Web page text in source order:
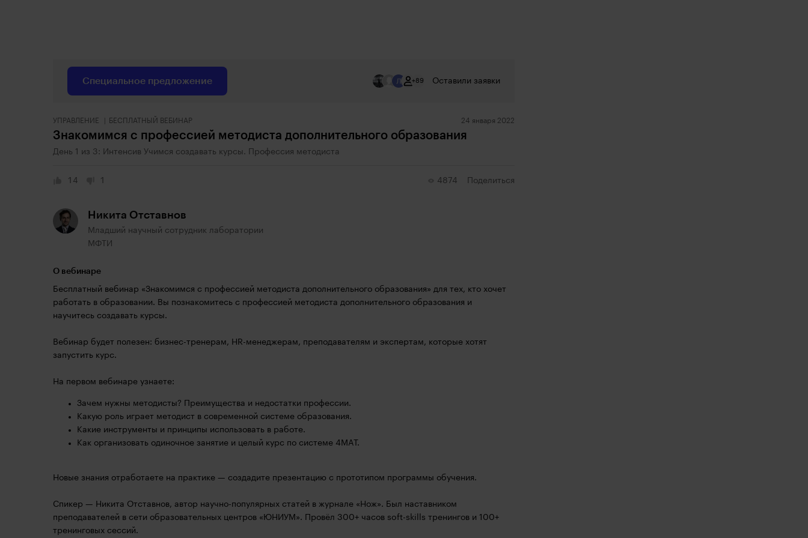
Специальное предложение +89 Оставили заявки
УПРАВЛЕНИЕ БЕСПЛАТНЫЙ ВЕБИНАР 24 января 2022
Знакомимся с профессией методиста дополнительного образования
День 1 из 3: Интенсив Учимся создавать курсы. Профессия методиста
14 1 4874 Поделиться
Никита Отставнов
Младший научный сотрудник лаборатории
МФТИ
О вебинаре
Бесплатный вебинар «Знакомимся с профессией методиста дополнительного образования» для тех, кто хочет
работать в образовании. Вы познакомитесь с профессией методиста дополнительного образования и
научитесь создавать курсы.
Вебинар будет полезен: бизнес-тренерам, HR-менеджерам, преподавателям и экспертам, которые хотят
запустить курс.
На первом вебинаре узнаете:
Зачем нужны методисты? Преимущества и недостатки профессии.
Какую роль играет методист в современной системе образования.
Какие инструменты и принципы использовать в работе.
Как организовать одиночное занятие и целый курс по системе 4MAT.
Новые знания отработаете на практике — создадите презентацию с прототипом программы обучения.
Спикер — Никита Отставнов, автор научно-популярных статей в журнале «Нож». Был наставником
преподавателей в сети образовательных центров «ЮНИУМ». Провёл 300+ часов soft-skills тренингов и 100+
тренинговых сессий.